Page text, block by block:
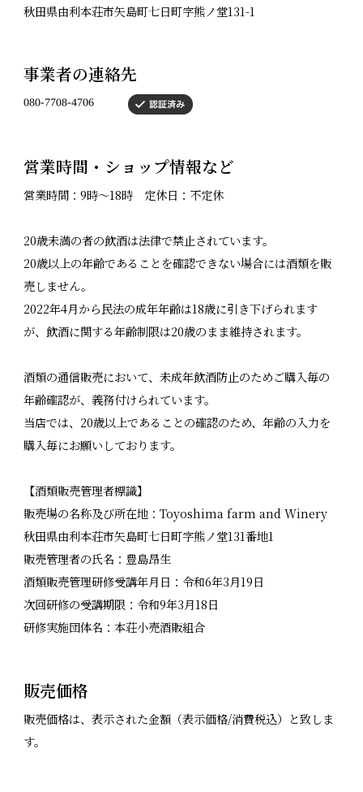
秋田県由利本荘市矢島町七日町字熊ノ堂131-1
事業者の連絡先
営業時間・ショップ情報など
営業時間：9時〜18時 定休日：不定休
20歳未満の者の飲酒は法律で禁止されています。
20歳以上の年齢であることを確認できない場合には酒類を販
売しません。
2022年4月から民法の成年年齢は18歳に引き下げられます
が、飲酒に関する年齢制限は20歳のまま維持されます。
酒類の通信販売において、未成年飲酒防止のためご購入毎の
年齢確認が、義務付けられています。
当店では、20歳以上であることの確認のため、年齢の入力を
購入毎にお願いしております。
【酒類販売管理者標識】
販売場の名称及び所在地：Toyoshima farm and Winery
秋田県由利本荘市矢島町七日町字熊ノ堂131番地1
販売管理者の氏名：豊島昂生
酒類販売管理研修受講年月日：令和6年3月19日
次回研修の受講期限：令和9年3月18日
研修実施団体名：本荘小売酒販組合
販売価格
販売価格は、表示された金額（表示価格/消費税込）と致しま
す。